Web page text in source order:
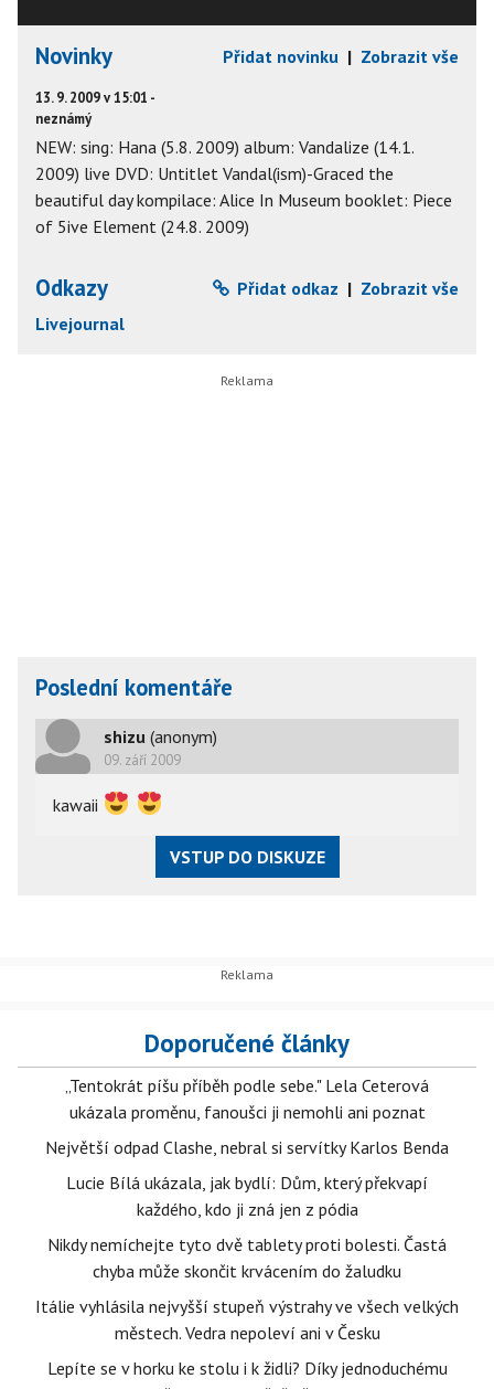
Novinky Přidat novinku | Zobrazit vše
13. 9. 2009 v 15:01 -
neznámý
NEW: sing: Hana (5.8. 2009) album: Vandalize (14.1.
2009) live DVD: Untitlet Vandal(ism)-Graced the
beautiful day kompilace: Alice In Museum booklet: Piece
of 5ive Element (24.8. 2009)
Odkazy Přidat odkaz | Zobrazit vše
Livejournal
Poslední komentáře
shizu (anonym)
09. září 2009
kawaii
VSTUP DO DISKUZE
Doporučené články
„Tentokrát píšu příběh podle sebe." Lela Ceterová
ukázala proměnu, fanoušci ji nemohli ani poznat
Největší odpad Clashe, nebral si servítky Karlos Benda
Lucie Bílá ukázala, jak bydlí: Dům, který překvapí
každého, kdo ji zná jen z pódia
Nikdy nemíchejte tyto dvě tablety proti bolesti. Častá
chyba může skončit krvácením do žaludku
Itálie vyhlásila nejvyšší stupeň výstrahy ve všech velkých
městech. Vedra nepoleví ani v Česku
Lepíte se v horku ke stolu i k židli? Díky jednoduchému